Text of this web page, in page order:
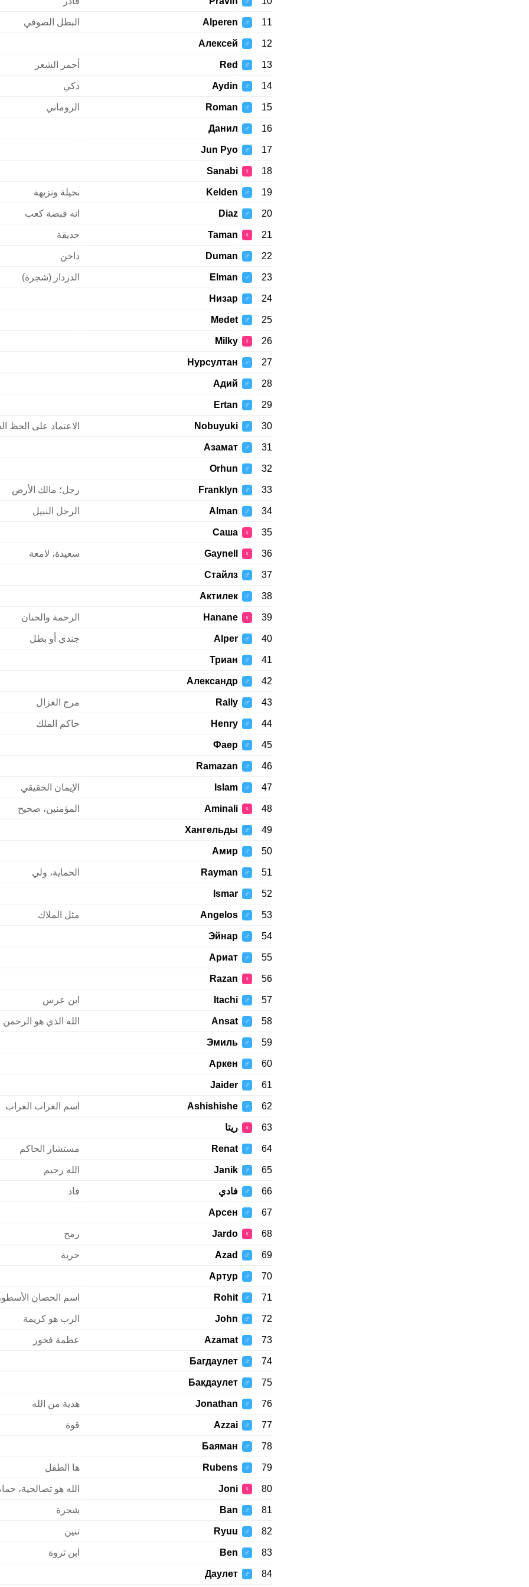
11
♂
Alperen البطل الصوفي
12
♂
Алексей
13
♂
Red أحمر الشعر
14
♂
Aydin ذكي
15
♂
Roman الروماني
16
♂
Данил
17
♂
Jun Pyo
18
♀
Sanabi
19
♂
Kelden نحيلة ونزيهة
20
♂
Diaz انه قبضة كعب
21
♀
Taman حديقة
22
♂
Duman داخن
23
♂
Elman الدردار (شجرة)
24
♂
Низар
25
♂
Medet
26
♀
Milky
27
♂
Нурсултан
28
♂
Адий
29
♂
Ertan
30
♂
Nobuyuki الاعتماد على الحظ
31
♂
Азамат
32
♂
Orhun
33
♂
Franklyn رجل؛ مالك الأرض
34
♂
Alman الرجل النبيل
35
♀
Саша
36
♀
Gaynell سعيدة، لامعة
37
♂
Стайлз
38
♂
Актилек
39
♀
Hanane الرحمة والحنان
40
♂
Alper جندي أو بطل
41
♂
Триан
42
♂
Александр
43
♂
Rally مرج الغزال
44
♂
Henry حاكم الملك
45
♂
Фаер
46
♂
Ramazan
47
♂
Islam الإيمان الحقيقي
48
♀
Aminali المؤمنين، صحيح
49
♂
Хангельды
50
♂
Амир
51
♂
Rayman الحماية، ولي
52
♂
Ismar
53
♂
Angelos مثل الملاك
54
♂
Эйнар
55
♂
Ариат
56
♀
Razan
57
♂
Itachi ابن عرس
58
♂
Ansat الله الذي هو
59
♂
Эмиль
60
♂
Аркен
61
♂
Jaider
62
♂
Ashishishe اسم الغراب الغراب
63
♀ ريتا
64
♂
Renat مستشار الحاكم
65
♂
Janik الله رحيم
66
♂ فادي فاد
67
♂
Арсен
68
♀
Jardo رمح
69
♂
Azad حرية
70
♂
Артур
71
♂
Rohit اسم الحصان
72
♂
John الرب هو كريمة
73
♂
Azamat عظمة فخور
74
♂
Багдаулет
75
♂
Бакдаулет
76
♂
Jonathan هدية من الله
77
♂
Azzai قوة
78
♂
Баяман
79
♂
Rubens ها الطفل
80
♀
Joni الله هو تصالحية،
81
♂
Ban شجرة
82
♂
Ryuu تنين
83
♂
Ben ابن ثروة
84
♂
Даулет